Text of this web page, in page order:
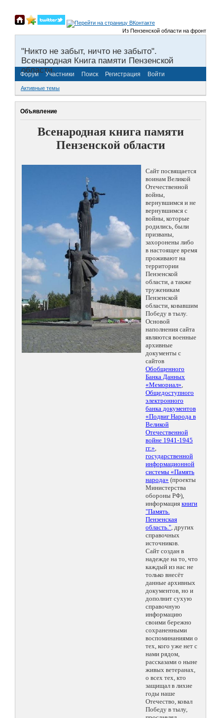
Из Пензенской области на фронты
"Никто не забыт, ничто не забыто".
Всенародная Книга памяти Пензенской
области.
Форум Участники Поиск Регистрация Войти
Активные темы
Объявление
Всенародная книга памяти
Пензенской области
Сайт посвящается
воинам Великой
Отечественной
войны,
вернувшимся и не
вернувшимся с
войны, которые
родились, были
призваны,
захоронены либо
в настоящее время
проживают на
территории
Пензенской
области, а также
труженикам
Пензенской
области, ковавшим
Победу в тылу.
Основой
наполнения сайта
являются военные
архивные
документы с
сайтов
Обобщенного
Банка Данных
«Мемориал»,
Общедоступного
электронного
банка документов
«Подвиг Народа в
Великой
Отечественной
войне 1941-1945
гг.»,
государственной
информационной
системы «Память
народа» (проекты
Министерства
обороны РФ),
информация книги
"Память.
Пензенская
область.", других
справочных
источников.
Сайт создан в
надежде на то, что
каждый из нас не
только внесёт
данные архивных
документов, но и
дополнит сухую
справочную
информацию
своими бережно
сохраненными
воспоминаниями о
тех, кого уже нет с
нами рядом,
рассказами о ныне
живых ветеранах,
о всех тех, кто
защищал в лихие
годы наше
Отечество, ковал
Победу в тылу,